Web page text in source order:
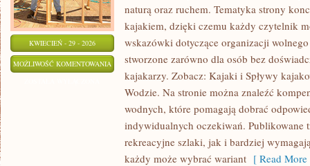
KWIECIEŃ - 29 - 2026
MOŻLIWOŚĆ KOMENTOWANIA KAJAKARSTWO
POCZĄTKUJĄCYCH
naturą oraz ruchem. Tematyka strony
kajakiem, dzięki czemu każdy czytelnik
wskazówki dotyczące organizacji
stworzone zarówno dla osób bez
kajakarzy. Zobacz: Kajaki i Spływy
Wodzie. Na stronie można znaleźć
wodnych, które pomagają dobrać
indywidualnych oczekiwań. Publikowane
rekreacyjne szlaki, jak i bardziej
każdy może wybrać wariant [ Read